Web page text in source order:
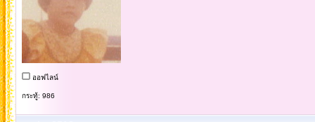
ออฟไลน์
กระทู้: 986